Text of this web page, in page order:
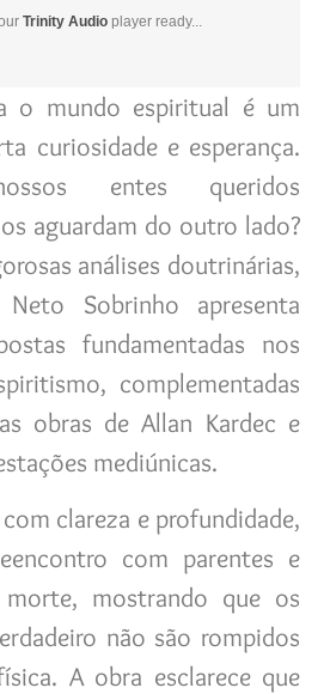
Trinity Audio player ready...
o mundo espiritual é um
curiosidade e esperança.
entes queridos
aguardam do outro lado?
análises doutrinárias,
Sobrinho apresenta
fundamentadas nos
complementadas
obras de Allan Kardec e
mediúnicas.
clareza e profundidade,
com parentes e
mostrando que os
não são rompidos
A obra esclarece que